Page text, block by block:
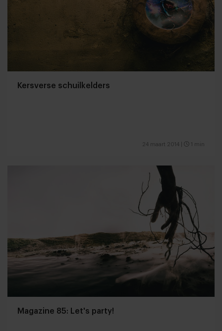
Kersverse schuilkelders
24 maart 2014 1 min
Magazine 85: Let's party!